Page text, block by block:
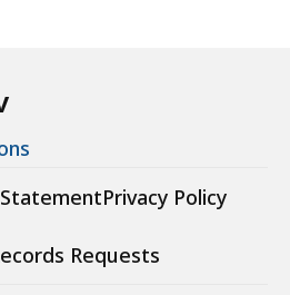
Privacy Policy
Requests